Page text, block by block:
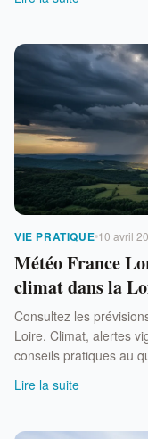
VIE PRATIQUE 10 avril
Météo France
climat dans la
Consultez les
Loire. Climat, alertes
conseils pratiques au
Lire la suite